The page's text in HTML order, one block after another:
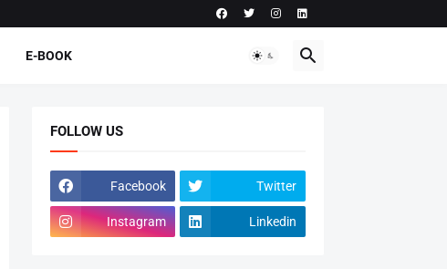
E-BOOK
FOLLOW US
Facebook Twitter
Instagram Linkedin